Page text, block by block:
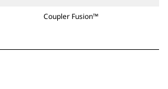
Coupler Fusion™